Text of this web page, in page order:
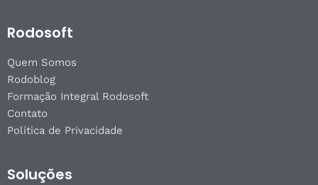
Rodosoft
Quem Somos
Rodoblog
Formação Integral Rodosoft
Contato
Política de Privacidade
Soluções